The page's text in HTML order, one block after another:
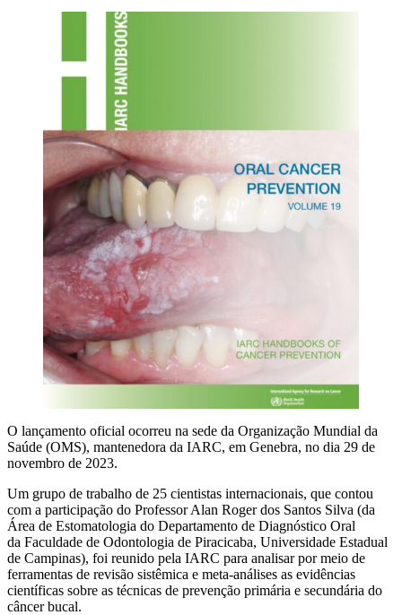
O lançamento oficial ocorreu na sede da Organização Mundial da
Saúde (OMS), mantenedora da IARC, em Genebra, no dia 29 de
novembro de 2023.
Um grupo de trabalho de 25 cientistas internacionais, que contou
com a participação do Professor Alan Roger dos Santos Silva (da
Área de Estomatologia do Departamento de Diagnóstico Oral
da Faculdade de Odontologia de Piracicaba, Universidade Estadual
de Campinas), foi reunido pela IARC para analisar por meio de
ferramentas de revisão sistêmica e meta-análises as evidências
científicas sobre as técnicas de prevenção primária e secundária do
câncer bucal.